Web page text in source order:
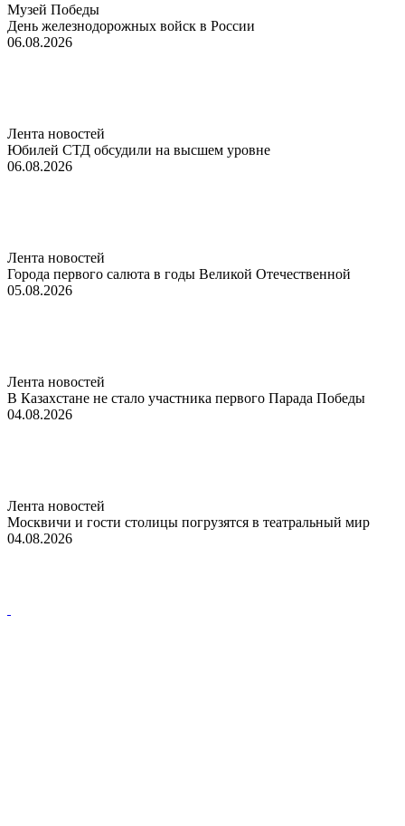
Музей Победы
День железнодорожных войск в России
06.08.2026
Лента новостей
Юбилей СТД обсудили на высшем уровне
06.08.2026
Лента новостей
Города первого салюта в годы Великой Отечественной
05.08.2026
Лента новостей
В Казахстане не стало участника первого Парада Победы
04.08.2026
Лента новостей
Москвичи и гости столицы погрузятся в театральный мир
04.08.2026